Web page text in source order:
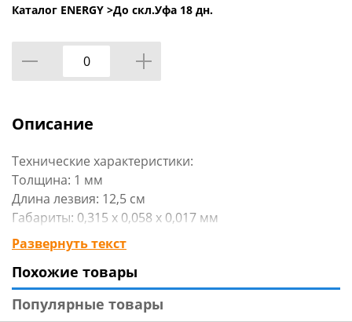
Каталог ENERGY >До скл.Уфа 18 дн.
Описание
Технические характеристики:
Толщина: 1 мм
Длина лезвия: 12,5 см
Габариты: 0,315 х 0,058 х 0,017 мм
Вид упаковки: одинарный блистер
Материал изделия: нержав. сталь, пластмасса
Цвет: чёрный
Бренд: Mallony
Страна-изготовитель: Китай
Развернуть текст
Похожие товары
Популярные товары